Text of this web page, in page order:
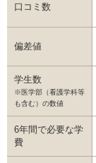
口コミ数
偏差値
学生数
※医学部（看護学科等
も含む）の数値
6年間で必要な学
費